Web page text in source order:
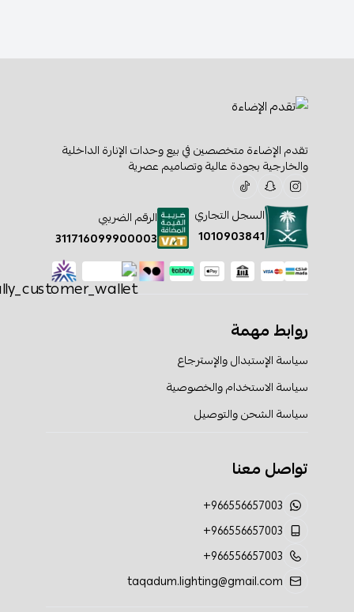
تقدم الإضاءة متخصصين في بيع وحدات الإنارة الداخلية
والخارجية بجودة عالية وتصاميم عصرية
السجل التجاري
1010903841
الرقم الضريبي
311716099900003
روابط مهمة
سياسة الإستبدال والإسترجاع
سياسة الاستخدام والخصوصية
سياسة الشحن والتوصيل
تواصل معنا
+966556657003
+966556657003
+966556657003
taqadum.lighting@gmail.com